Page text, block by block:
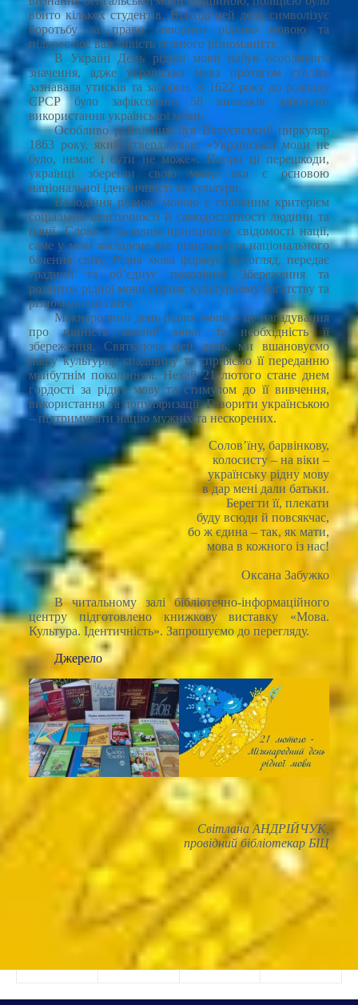
вбито кількох студентів. Відтоді цей день символізує
боротьбу за право говорити рідною мовою та
підкреслює важливість мовного різноманіття.
В Україні День рідної мови набув особливого
значення, адже українська мова протягом століть
зазнавала утисків та заборон. З 1622 року до розпаду
СРСР було зафіксовано 58 випадків заборони
використання української мови.
Особливо руйнівним був Валуєвський циркуляр
1863 року, який стверджував: «Української мови не
було, немає і бути не може». Попри ці перешкоди,
українці зберегли свою мову, яка є основою
національної ідентичності та культури.
Володіння рідною мовою є головним критерієм
соціальної ідентичності й самодостатності людини та
нації. Слово є базовим принципом свідомості нації,
саме у мові закладене все різноманіття національного
бачення світу. Рідна мова формує світогляд, передає
традиції та об’єднує покоління. Збереження та
розвиток рідної мови сприяє культурному багатству та
різноманіттю світу.
Міжнародний день рідної мови – це нагадування
про цінність кожної мови та необхідність її
збереження. Святкуючи цей день, ми вшановуємо
нашу культурну спадщину та сприяємо її переданню
майбутнім поколінням. Нехай 21 лютого стане днем
гордості за рідну мову та стимулом до її вивчення,
використання та популяризації. Говорити українською
– підтримувати націю мужніх та нескорених.
Солов’їну, барвінкову,
колосисту – на віки –
українську рідну мову
в дар мені дали батьки.
Берегти її, плекати
буду всюди й повсякчас,
бо ж єдина – так, як мати,
мова в кожного із нас!
Оксана Забужко
В читальному залі бібліотечно-інформаційного
центру підготовлено книжкову виставку «Мова.
Культура. Ідентичність». Запрошуємо до перегляду.
Джерело
Світлана АНДРІЙЧУК,
провідний бібліотекар БІЦ
ПОШИРИТИ В МЕРЕЖАХ: